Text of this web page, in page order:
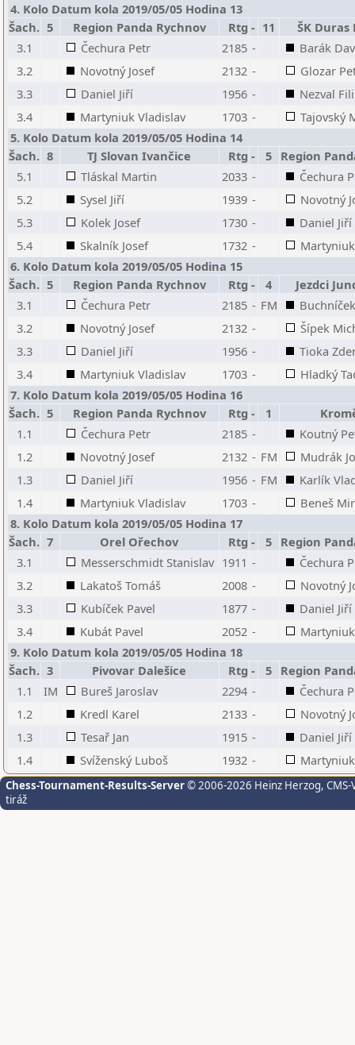
4. Kolo Datum kola 2019/05/05 Hodina 13
Šach. 5 Region Panda Rychnov Rtg - 11
ŠK Duras
3.1
Čechura Petr 2185 -
Barák
3.2
Novotný Josef 2132 -
Glozar
3.3
Daniel Jiří 1956 -
Nezval
3.4
Martyniuk Vladislav 1703 -
Tajovský
5. Kolo Datum kola 2019/05/05 Hodina 14
Šach. 8 TJ Slovan Ivančice Rtg - 5 Region
5.1
Tláskal Martin 2033 -
Čechura
5.2
Sysel Jiří 1939 -
Novotný
5.3
Kolek Josef 1730 -
Daniel Jiří
5.4
Skalník Josef 1732 -
6. Kolo Datum kola 2019/05/05 Hodina 15
Šach. 5 Region Panda Rychnov Rtg - 4
Jezdci
3.1
Čechura Petr 2185 - FM
3.2
Novotný Josef 2132 -
Šípek
3.3
Daniel Jiří 1956 -
Tioka
3.4
Martyniuk Vladislav 1703 -
Hladký
7. Kolo Datum kola 2019/05/05 Hodina 16
Šach. 5 Region Panda Rychnov Rtg - 1
1.1
Čechura Petr 2185 -
Koutný
1.2
Novotný Josef 2132 - FM
Mudrák
1.3
Daniel Jiří 1956 - FM
Karlík
1.4
Martyniuk Vladislav 1703 -
Beneš
8. Kolo Datum kola 2019/05/05 Hodina 17
Šach. 7 Orel Ořechov Rtg - 5 Region
3.1
Messerschmidt Stanislav 1911 -
Čechura
3.2
Lakatoš Tomáš 2008 -
Novotný
3.3
Kubíček Pavel 1877 -
Daniel Jiří
3.4
Kubát Pavel 2052 -
9. Kolo Datum kola 2019/05/05 Hodina 18
Šach. 3 Pivovar Dalešice Rtg - 5 Region
1.1
IM Bureš Jaroslav 2294 -
Čechura
1.2
Kredl Karel 2133 -
Novotný
1.3
Tesař Jan 1915 -
Daniel Jiří
1.4
Svíženský Luboš 1932 -
Chess-Tournament-Results-Server© 2006-2026 Heinz Herzog,
tiráž